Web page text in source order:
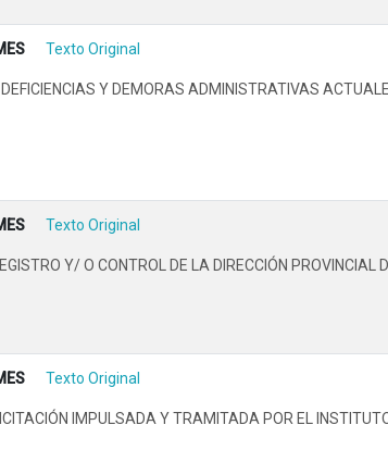
Texto Original
Y DEMORAS ADMINISTRATIVAS
Texto Original
Y/ O CONTROL DE LA DIRECCIÓN
Texto Original
IMPULSADA Y TRAMITADA POR EL